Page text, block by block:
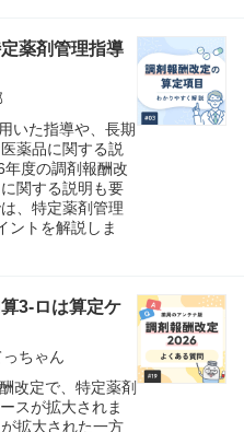
薬剤管理指導
いた指導や、長期
薬品に関する説
度の調剤報酬改
関する説明も要
、特定薬剤管理
ントを解説しま
3-ロは算定ケ
ちゃん
改定で、特定薬剤
スが拡大されま
拡大された一方